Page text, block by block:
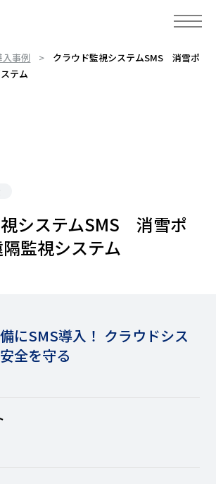
入事例
クラウド監視システムSMS 消雪ポ
テム
システムSMS 消雪ポ
監視システム
にSMS導入！ クラウドシス
全を守る